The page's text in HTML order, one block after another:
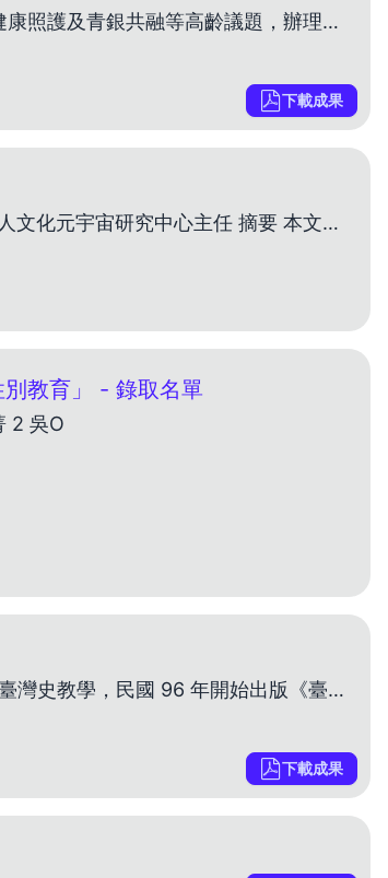
提案人: 林珈玄 委員文案評論—王梅玲委員 國立臺灣圖書館倡議健康照護及青銀共融等高齡議題，辦理多元閱讀推廣活動，包括主題展覽、主題影談、名人講座、對談及徵稿活動等。本文案具有下列特色值得其他圖
下載成果
作者 陳志銘 國立政治大學圖書資訊與檔案學研究所特聘教授兼華人文化元宇宙研究中心主任 摘要 本文旨在探討生成式人工智慧（Generative AI）於圖書館應用的潛力與未來發展，並提出三個具
教育」 - 錄取名單
2 吳O
提案者 徐嘉政 企劃感想 國立臺灣圖書館(以下簡稱國臺圖)為支援臺灣史教學，民國 96 年開始出版《臺灣 學通訊》，為讓臺灣學向下扎根，108 年起發行《少年福爾摩沙》。有了親子共讀的刊物， 我
下載成果